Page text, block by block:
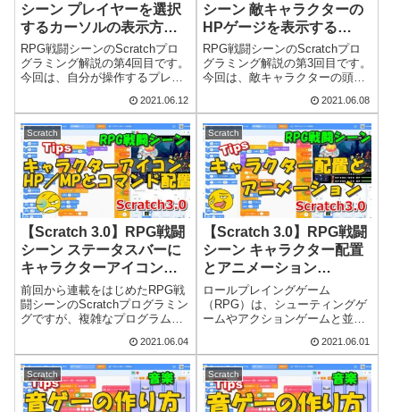
シーン プレイヤーを選択
するカーソルの表示方法
と動かし方（Tips）
RPG戦闘シーンのScratchプロ
グラミング解説の第4回目です。
今回は、自分が操作するプレイ
カーソルについてです。このカ
ーソルは、3体のキャラクターの
中から自分が操作するプレイヤ
ーを選ぶときに表示されます。
この...
2021.06.12
シーン 敵キャラクターの
HPゲージを表示する
（Tips）
RPG戦闘シーンのScratchプロ
グラミング解説の第3回目です。
今回は、敵キャラクターの頭上
HP残量が視覚的に分かるように
します。このプログラムで使用
する画像や音声は、これまでの
記事でもたびたび紹介している
『無...
2021.06.08
Scratch
【Scratch 3.0】RPG戦闘
シーン ステータスバーに
キャラクターアイコン・
HP／MPとコマンドアイ
コン配置する（Tips）
前回から連載をはじめたRPG戦
闘シーンのScratchプログラミン
グですが、複雑なプログラムな
切って解説しています。RPGに
は「フィールド画面」と「バト
ル画面」がありますが、その内
のバトル画面のプログラミング
の紹...
2021.06.04
Scratch
【Scratch 3.0】RPG戦闘
シーン キャラクター配置
とアニメーション
（Tips）
ロールプレイングゲーム
（RPG）は、シューティングゲ
ームやアクションゲームと並ん
す。RPGにはおおまかに「フィ
ールド画面」と「バトル画面」
があります。また、ゲームの全
体の流れはギミック（仕掛け・
からくり）で制御...
2021.06.01
Scratch Scratch